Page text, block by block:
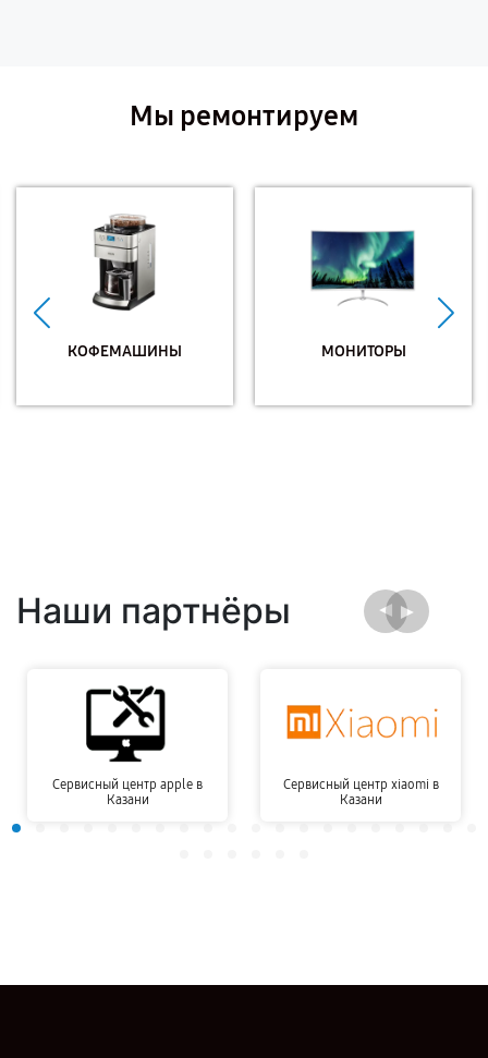
Мы ремонтируем
КОФЕМАШИНЫ МОНИТОРЫ
Наши партнёры
Сервисный центр apple в
Казани
Сервисный центр xiaomi в
Казани